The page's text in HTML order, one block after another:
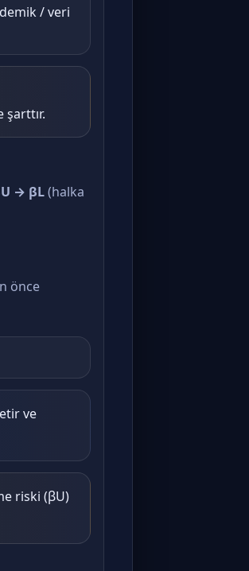
/ veri
şarttır.
→ βL(halka
önce
ve
riski (βU)